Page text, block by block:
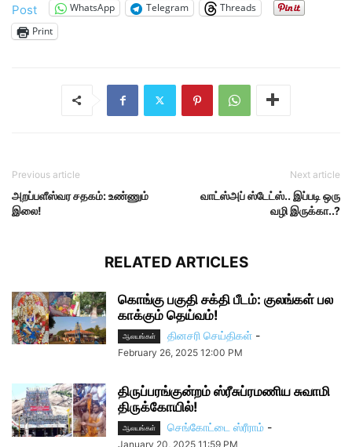
Post WhatsApp Telegram
Threads
Print
Previous article
அறப்பளீஸ்வர சதகம்: உண்ணும்
இலை!
Next article
வாட்ஸ்அப் ஸ்டேட்ஸ்.. இப்படி ஒரு
வழி இருக்கா..?
RELATED ARTICLES
கொங்கு பகுதி சக்தி பீடம்: குலங்கள் பல
காக்கும் தெய்வம்!
ஆலயங்கள் தினசரி செய்திகள் -
February 26, 2025 12:00 PM
திருப்பரங்குன்றம் ஸ்ரீசுப்ரமணிய சுவாமி
திருக்கோயில்!
ஆலயங்கள் செங்கோட்டை ஸ்ரீராம் -
January 20, 2025 11:59 PM